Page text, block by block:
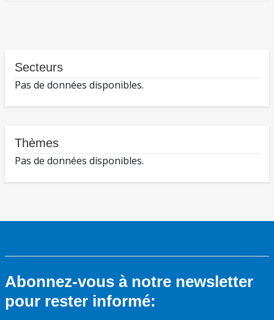
Secteurs
Pas de données disponibles.
Thèmes
Pas de données disponibles.
Abonnez-vous à notre newsletter
pour rester informé: